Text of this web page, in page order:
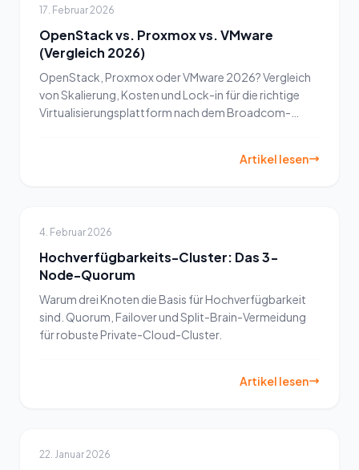
17. Februar 2026
OpenStack vs. Proxmox vs. VMware
(Vergleich 2026)
OpenStack, Proxmox oder VMware 2026? Vergleich
von Skalierung, Kosten und Lock-in für die richtige
Virtualisierungsplattform nach dem Broadcom-
Artikel lesen
4. Februar 2026
Hochverfügbarkeits-Cluster: Das 3-
Node-Quorum
Warum drei Knoten die Basis für Hochverfügbarkeit
sind. Quorum, Failover und Split-Brain-Vermeidung
für robuste Private-Cloud-Cluster.
Artikel lesen
22. Januar 2026